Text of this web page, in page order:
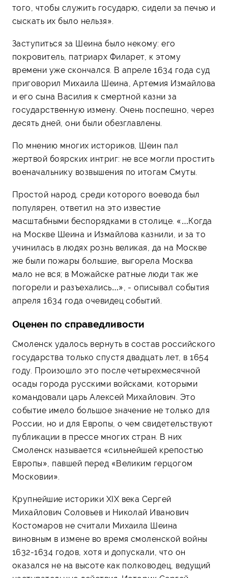
того, чтобы служить государю, сидели за печью и
сыскать их было нельзя».
Заступиться за Шеина было некому: его
покровитель, патриарх Филарет, к этому
времени уже скончался. В апреле 1634 года суд
приговорил Михаила Шеина, Артемия Измайлова
и его сына Василия к смертной казни за
государственную измену. Очень поспешно, через
десять дней, они были обезглавлены.
По мнению многих историков, Шеин пал
жертвой боярских интриг: не все могли простить
военачальнику возвышения по итогам Смуты.
Простой народ, среди которого воевода был
популярен, ответил на это известие
масштабными беспорядками в столице. «…Когда
на Москве Шеина и Измайлова казнили, и за то
учинилась в людях рознь великая, да на Москве
же были пожары большие, выгорела Москва
мало не вся; в Можайске ратные люди так же
погорели и разъехались…», - описывал события
апреля 1634 года очевидец событий.
Оценен по справедливости
Смоленск удалось вернуть в состав российского
государства только спустя двадцать лет, в 1654
году. Произошло это после четырехмесячной
осады города русскими войсками, которыми
командовали царь Алексей Михайлович. Это
событие имело большое значение не только для
России, но и для Европы, о чем свидетельствуют
публикации в прессе многих стран. В них
Смоленск называется «сильнейшей крепостью
Европы», павшей перед «Великим герцогом
Московии».
Крупнейшие историки XIX века Сергей
Михайлович Соловьев и Николай Иванович
Костомаров не считали Михаила Шеина
виновным в измене во время смоленской войны
1632-1634 годов, хотя и допускали, что он
оказался не на высоте как полководец, ведущий